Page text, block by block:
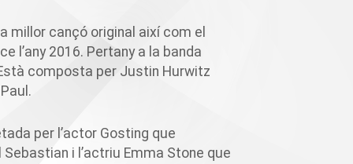
millor cançó original així com el
l’any 2016. Pertany a la banda
composta per Justin Hurwitz
per l’actor Gosting que
Sebastian i l’actriu Emma Stone que